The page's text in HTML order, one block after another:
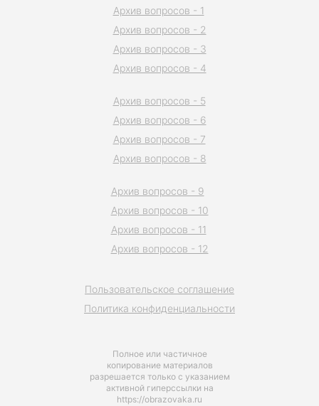
Полное или частичное
копирование материалов
разрешается только с указанием
активной гиперссылки на
https://obrazovaka.ru
Пользовательское соглашение
Политика конфиденциальности
Архив вопросов - 1
Архив вопросов - 2
Архив вопросов - 3
Архив вопросов - 4
Архив вопросов - 5
Архив вопросов - 6
Архив вопросов - 7
Архив вопросов - 8
Архив вопросов - 9
Архив вопросов - 10
Архив вопросов - 11
Архив вопросов - 12